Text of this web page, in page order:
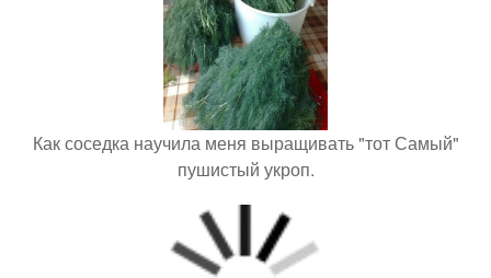
Как соседка научила меня выращивать "тот Самый"
пушистый укроп.